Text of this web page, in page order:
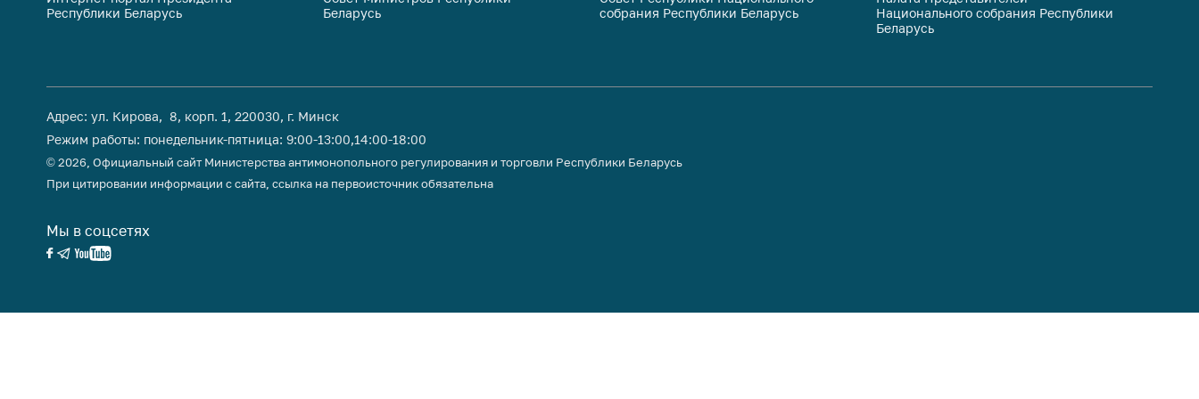
политики
Республики Беларусь
Беларусь
собрания Республики Беларусь
Национального собрания Республики
Беларусь
Адрес: ул. Кирова, 8, корп. 1, 220030, г. Минск
Режим работы: понедельник-пятница: 9:00-13:00,14:00-18:00
© 2026, Официальный сайт Министерства антимонопольного регулирования и торговли Республики Беларусь
При цитировании информации с сайта, ссылка на первоисточник обязательна
Мы в соцсетях